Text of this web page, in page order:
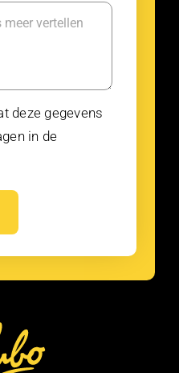
deze gegevens
in de